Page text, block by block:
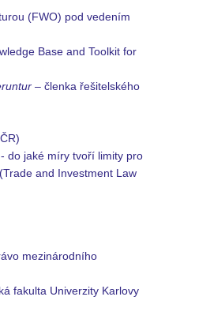
(FWO) pod vedením
Base and Toolkit for
– členka řešitelského
do jaké míry tvoří limity pro
and Investment Law
mezinárodního
fakulta Univerzity Karlovy